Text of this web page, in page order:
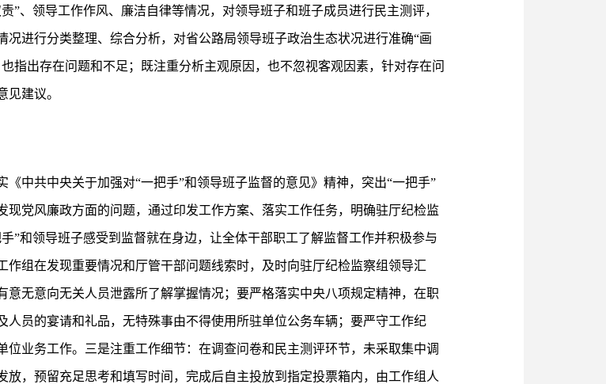
”、领导工作作风、廉洁自律等情况，对领导班子和班子成员进行民主测评，
进行分类整理、综合分析，对省公路局领导班子政治生态状况进行准确“画
指出存在问题和不足；既注重分析主观原因，也不忽视客观因素，针对存在问
建议。
中共中央关于加强对“一把手”和领导班子监督的意见》精神，突出“一把手”
党风廉政方面的问题，通过印发工作方案、落实工作任务，明确驻厅纪检监
”和领导班子感受到监督就在身边，让全体干部职工了解监督工作并积极参与
组在发现重要情况和厅管干部问题线索时，及时向驻厅纪检监察组领导汇
无意向无关人员泄露所了解掌握情况；要严格落实中央八项规定精神，在职
员的宴请和礼品，无特殊事由不得使用所驻单位公务车辆；要严守工作纪
业务工作。三是注重工作细节：在调查问卷和民主测评环节，未采取集中调
，预留充足思考和填写时间，完成后自主投放到指定投票箱内，由工作组人